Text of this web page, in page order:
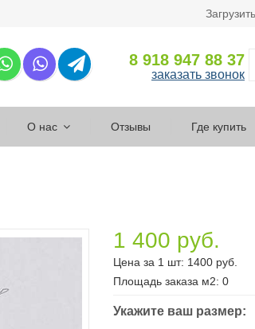
8 918 947 88 37
заказать звонок
О нас Отзывы Где купить
1 400 руб.
Цена за 1 шт: 1400 руб.
Площадь заказа м2: 0
Укажите ваш размер: